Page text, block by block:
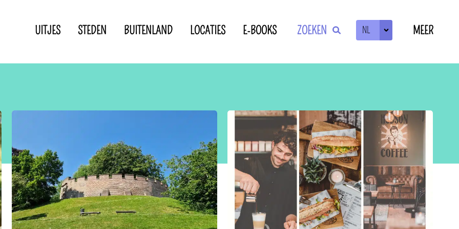
UITJES STEDEN BUITENLAND LOCATIES E-BOOKS ZOEKEN NL MEER
Privacyverklaring